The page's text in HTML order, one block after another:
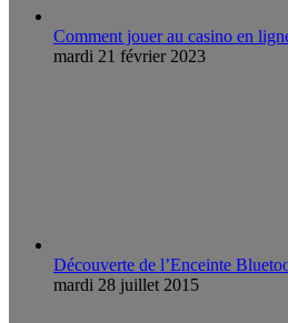
Comment jouer au casino en
mardi 21 février 2023
Découverte de l’Enceinte
mardi 28 juillet 2015